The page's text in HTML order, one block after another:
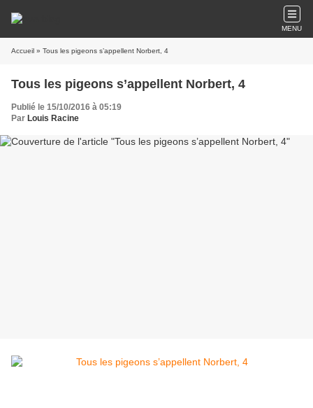
MENU
Accueil » Tous les pigeons s’appellent Norbert, 4
Tous les pigeons s’appellent Norbert, 4
Publié le 15/10/2016 à 05:19
Par Louis Racine